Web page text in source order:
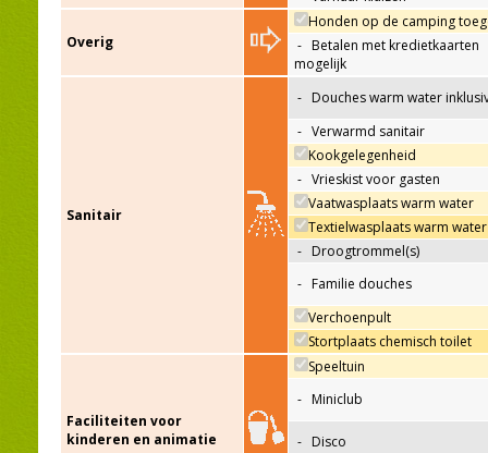
Overig
Honden op de camping
- Betalen met kredietkaarten
mogelijk
Sanitair
- Douches warm water
- Verwarmd sanitair
Kookgelegenheid
- Vrieskist voor gasten
Vaatwasplaats warm water
Textielwasplaats warm water
- Droogtrommel(s)
- Familie douches
Verchoenpult
Stortplaats chemisch toilet
Faciliteiten voor
kinderen en animatie
Speeltuin
- Miniclub
- Disco